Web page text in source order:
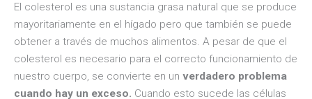
El colesterol es una sustancia grasa natural que se produce
mayoritariamente en el hígado pero que también se puede
obtener a través de muchos alimentos. A pesar de que el
colesterol es necesario para el correcto funcionamiento de
nuestro cuerpo, se convierte en un verdadero problema
cuando hay un exceso. Cuando esto sucede las células